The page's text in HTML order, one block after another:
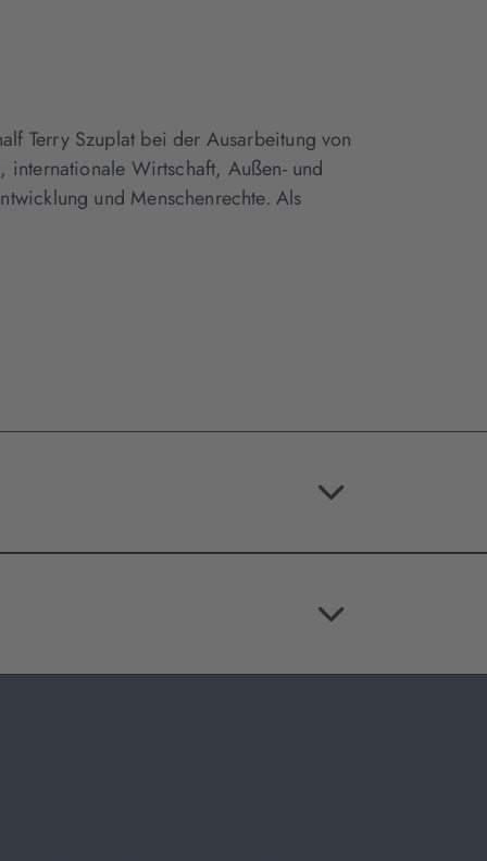
Terry Szuplat bei der Ausarbeitung von
internationale Wirtschaft, Außen- und
und Menschenrechte. Als